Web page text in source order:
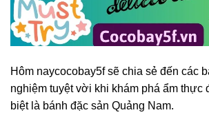
Hôm naycocobay5f sẽ chia sẻ đến các
nghiệm tuyệt vời khi khám phá ẩm thực
biệt là bánh đặc sản Quảng Nam.